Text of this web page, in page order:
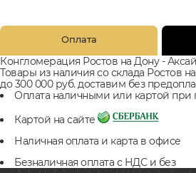
Оплата
Конгломерация Ростов на Дону -
Товары из наличия со склада Ростов
до 300 000 руб. доставим без
Оплата наличными или картой при
Картой на сайте
Наличная оплата и карта в офисе
Безналичная оплата с НДС и без